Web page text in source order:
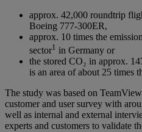
approx. 42,000 roundtrip
Boeing 777-300ER,
approx. 10 times the
sector1 in Germany or
the stored CO₂ in approx.
is an area of about 25 times
The study was based on
customer and user survey with
well as internal and external
experts and customers to validate